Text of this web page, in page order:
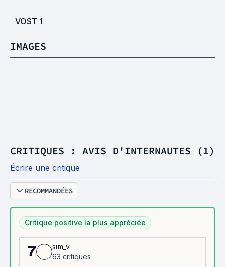
VOST 1
IMAGES
CRITIQUES : AVIS D'INTERNAUTES (1)
Écrire une critique
RECOMMANDÉES
Critique positive la plus appréciée
7
sim_v
63 critiques